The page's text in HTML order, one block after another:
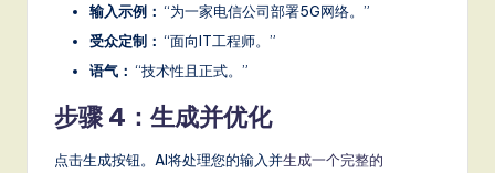
输入示例： “为一家电信公司部署5G网络。”
受众定制： “面向IT工程师。”
语气： “技术性且正式。”
步骤 4：生成并优化
点击生成按钮。AI将处理您的输入并生成一个完整的